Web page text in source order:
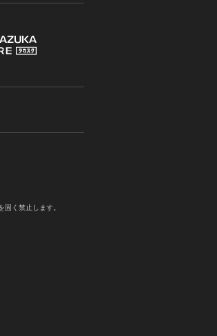
く禁止します。